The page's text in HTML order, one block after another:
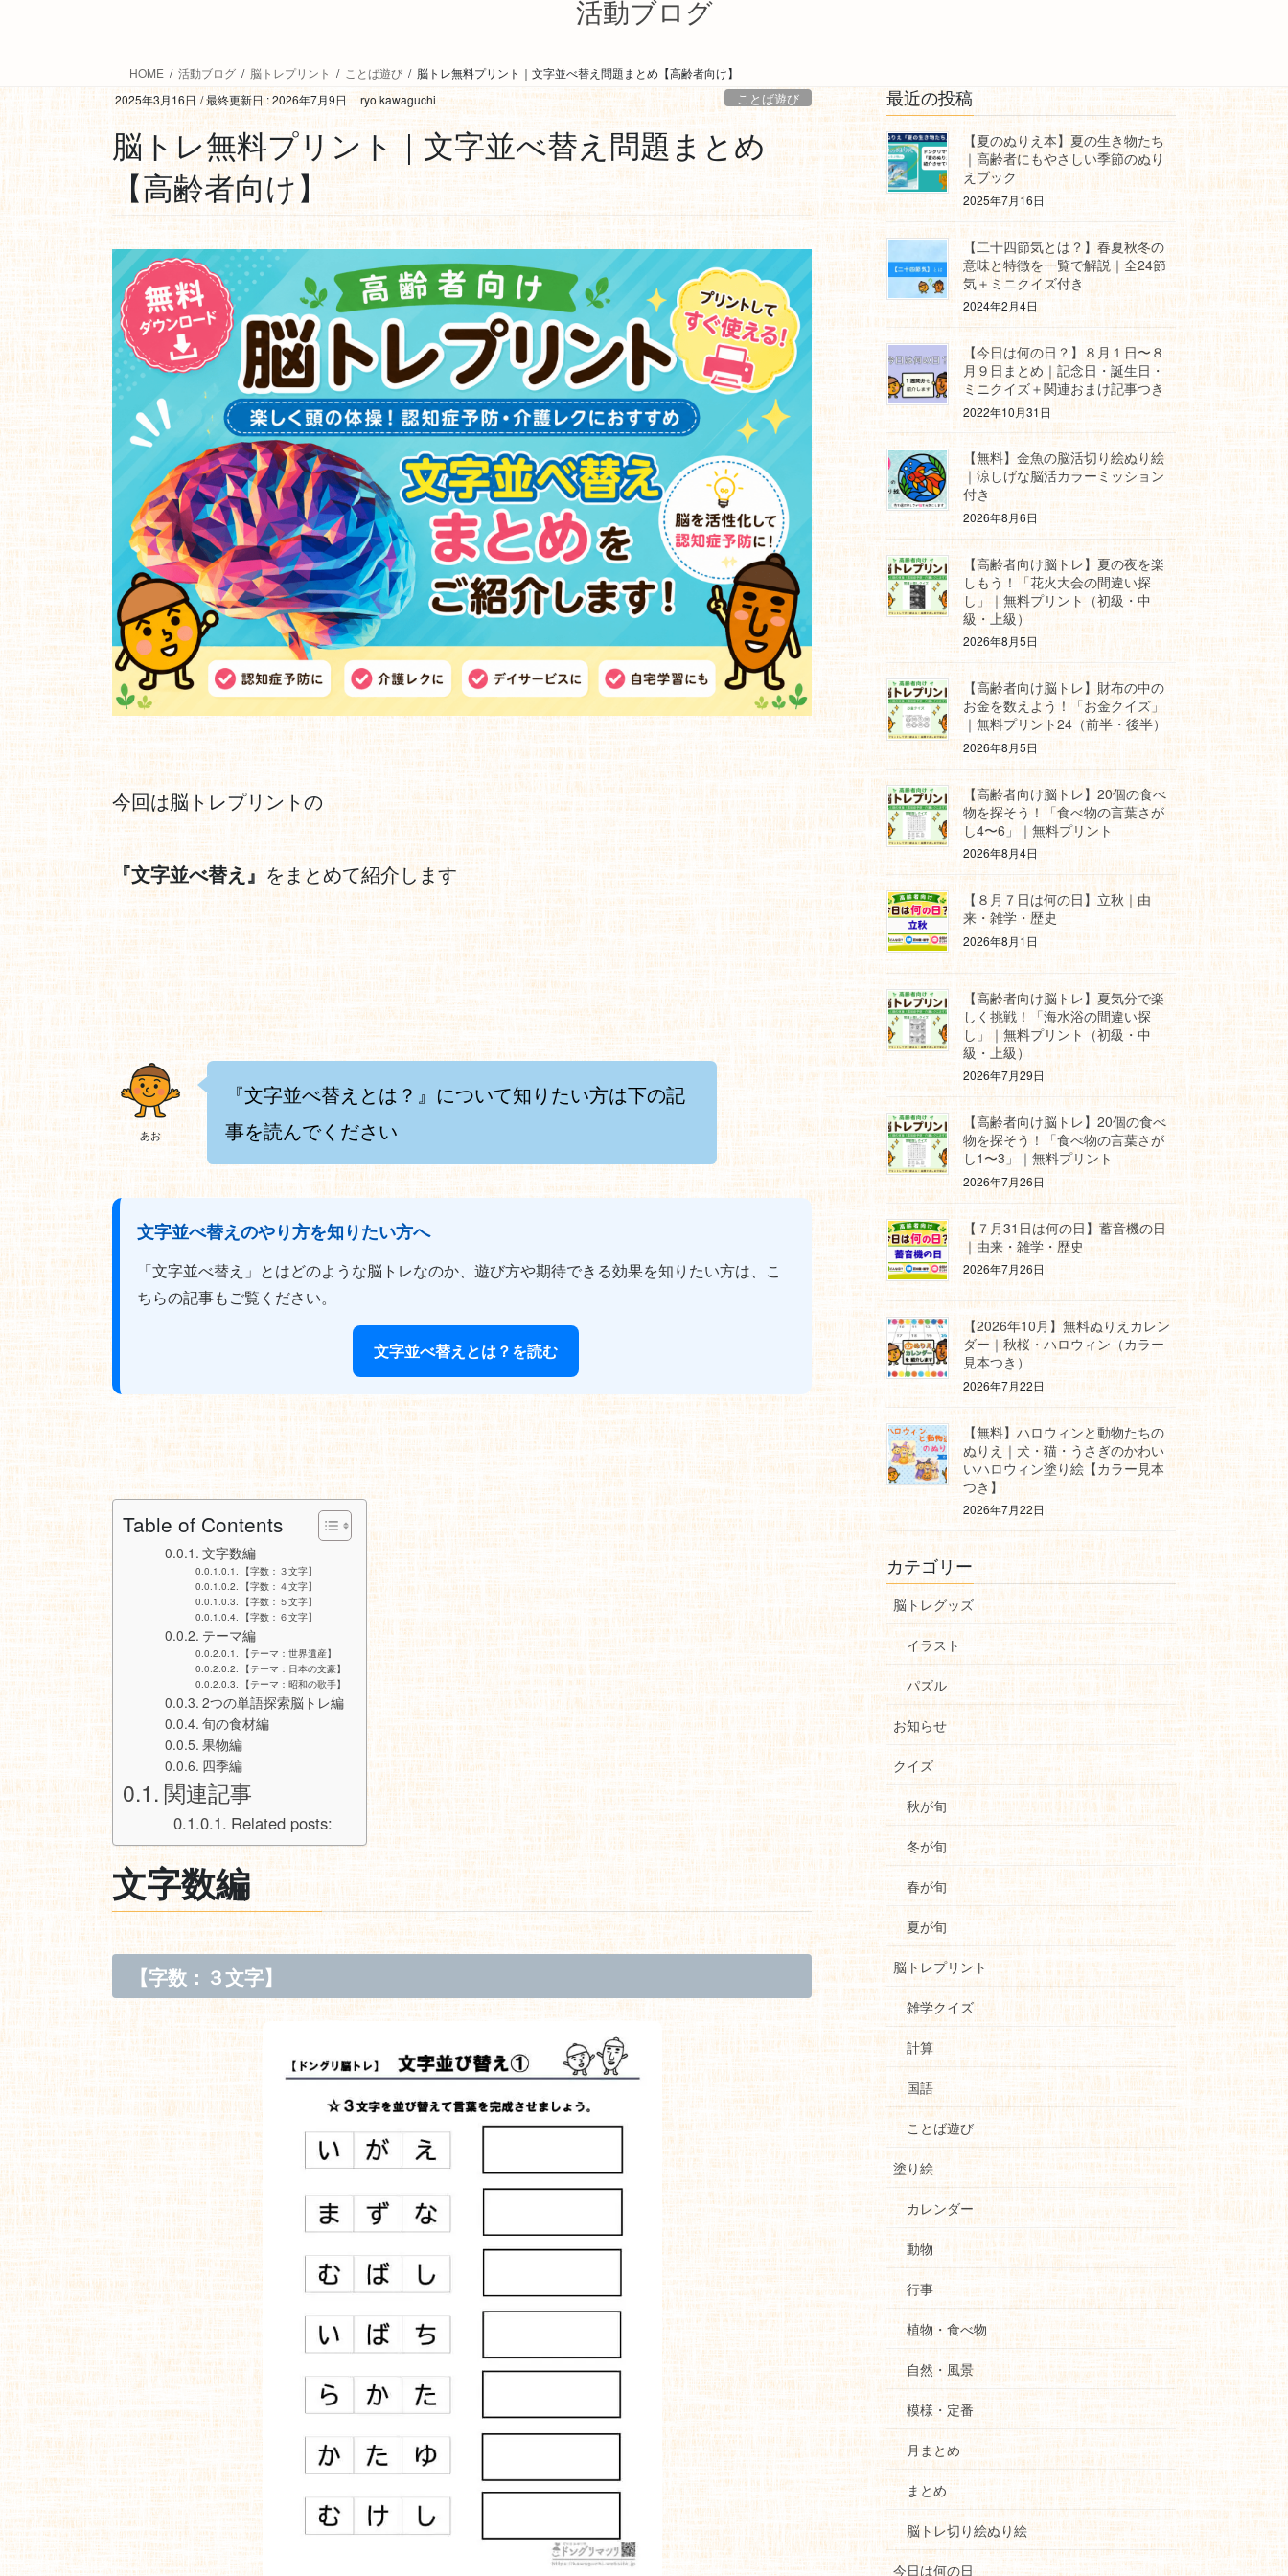
活動ブログ
HOME 活動ブログ 脳トレプリント ことば遊び
脳トレ無料プリント｜文字並べ替え問題まとめ【高齢者向け】
2025年3月16日 / 最終更新日 :2026年7月9日 ryo kawaguchi ことば遊び
脳トレ無料プリント｜文字並べ替え問題まとめ
【高齢者向け】
今回は脳トレプリントの
『文字並べ替え』をまとめて紹介します
あお
『文字並べ替えとは？』について知りたい方は下の記
事を読んでください
文字並べ替えのやり方を知りたい方へ
「文字並べ替え」とはどのような脳トレなのか、遊び方や期待できる効果を知りたい方は、こ
ちらの記事もご覧ください。
文字並べ替えとは？を読む
Table of Contents
文字数編
【字数：３文字】
【字数：４文字】
【字数：５文字】
【字数：６文字】
テーマ編
【テーマ：世界遺産】
【テーマ：日本の文豪】
【テーマ：昭和の歌手】
2つの単語探索脳トレ編
旬の食材編
果物編
四季編
関連記事
Related posts:
文字数編
【字数：３文字】
最近の投稿
【夏のぬりえ本】夏の生き物たち
｜高齢者にもやさしい季節のぬり
えブック
2025年7月16日
【二十四節気とは？】春夏秋冬の
意味と特徴を一覧で解説｜全24節
気＋ミニクイズ付き
2024年2月4日
【今日は何の日？】８月１日〜８
月９日まとめ｜記念日・誕生日・
ミニクイズ＋関連おまけ記事つき
2022年10月31日
【無料】金魚の脳活切り絵ぬり絵
｜涼しげな脳活カラーミッション
付き
2026年8月6日
【高齢者向け脳トレ】夏の夜を楽
しもう！「花火大会の間違い探
し」｜無料プリント（初級・中
級・上級）
2026年8月5日
【高齢者向け脳トレ】財布の中の
お金を数えよう！「お金クイズ」
｜無料プリント24（前半・後半）
2026年8月5日
【高齢者向け脳トレ】20個の食べ
物を探そう！「食べ物の言葉さが
し4〜6」｜無料プリント
2026年8月4日
【８月７日は何の日】立秋｜由
来・雑学・歴史
2026年8月1日
【高齢者向け脳トレ】夏気分で楽
しく挑戦！「海水浴の間違い探
し」｜無料プリント（初級・中
級・上級）
2026年7月29日
【高齢者向け脳トレ】20個の食べ
物を探そう！「食べ物の言葉さが
し1〜3」｜無料プリント
2026年7月26日
【７月31日は何の日】蓄音機の日
｜由来・雑学・歴史
2026年7月26日
【2026年10月】無料ぬりえカレン
ダー｜秋桜・ハロウィン（カラー
見本つき）
2026年7月22日
【無料】ハロウィンと動物たちの
ぬりえ｜犬・猫・うさぎのかわい
いハロウィン塗り絵【カラー見本
つき】
2026年7月22日
カテゴリー
脳トレグッズ
イラスト
パズル
お知らせ
クイズ
秋が旬
冬が旬
春が旬
夏が旬
脳トレプリント
雑学クイズ
計算
国語
ことば遊び
塗り絵
カレンダー
動物
行事
植物・食べ物
自然・風景
模様・定番
月まとめ
まとめ
脳トレ切り絵ぬり絵
今日は何の日